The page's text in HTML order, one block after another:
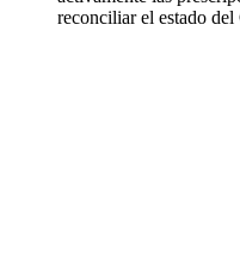
reconciliar el estado